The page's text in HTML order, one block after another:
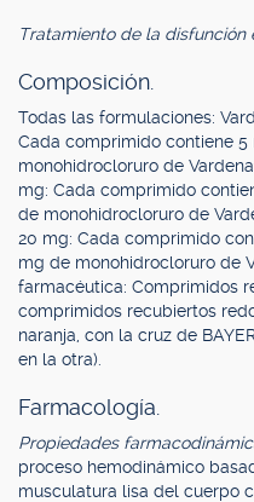
Tratamiento de la disfunción
Composición.
Todas las formulaciones:
Cada comprimido contiene 5
monohidrocloruro de
mg: Cada comprimido
de monohidrocloruro de
20 mg: Cada comprimido
mg de monohidrocloruro de
farmacéutica: Comprimidos
comprimidos recubiertos
naranja, con la cruz de
en la otra).
Farmacología.
Propiedades
proceso hemodinámico
musculatura lisa del cuerpo